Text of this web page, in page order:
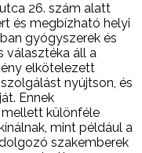
26. szám alatt
és megbízható helyi
gyógyszerek és
választéka áll a
elkötelezett
nyújtson, és
Ennek
különféle
mint például a
szakemberek